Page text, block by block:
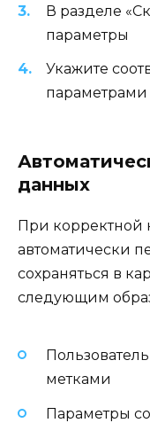
В разделе
параметры
Укажите
данных
При корректной
автоматически
сохраняться в
следующим
метками
Параметры